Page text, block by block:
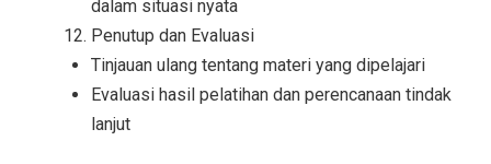
dalam situasi nyata
Penutup dan Evaluasi
Tinjauan ulang tentang materi yang dipelajari
Evaluasi hasil pelatihan dan perencanaan tindak
lanjut